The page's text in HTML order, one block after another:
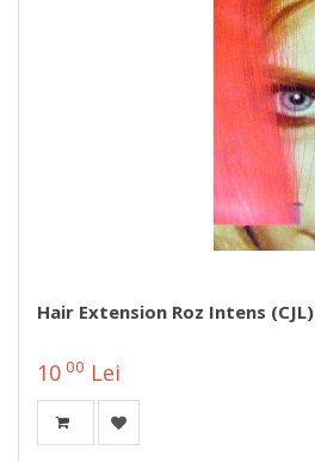
Hair Extension Roz Intens (CJL)
10 00 Lei